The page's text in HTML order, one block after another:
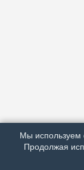
РЕКЛАМА У НАС
МЫ В СОЦСЕТЯХ
Мы используем
Продолжая